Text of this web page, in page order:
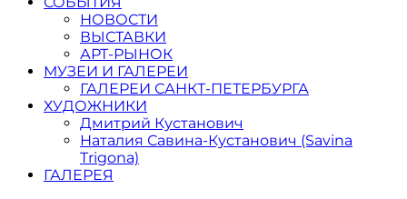
НОВОСТИ
ВЫСТАВКИ
АРТ-РЫНОК
МУЗЕИ И ГАЛЕРЕИ
ГАЛЕРЕИ САНКТ-ПЕТЕРБУРГА
ХУДОЖНИКИ
Дмитрий Кустанович
Наталия Савина-Кустанович (Savina
Trigona)
ГАЛЕРЕЯ